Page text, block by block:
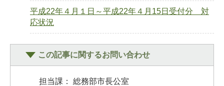
平成22年４月１日～平成22年４月15日受付分 対
応状況
この記事に関するお問い合わせ
担当課： 総務部市長公室